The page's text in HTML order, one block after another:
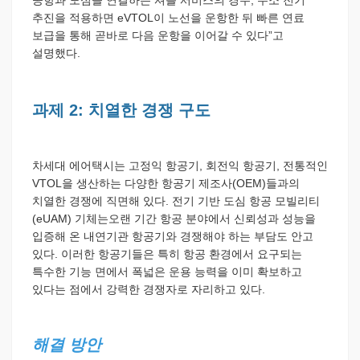
추진을 적용하면 eVTOL이 노선을 운항한 뒤 빠른 연료
보급을 통해 곧바로 다음 운항을 이어갈 수 있다”고
설명했다.
과제 2: 치열한 경쟁 구도
차세대 에어택시는 고정익 항공기, 회전익 항공기, 전통적인
VTOL을 생산하는 다양한 항공기 제조사(OEM)들과의
치열한 경쟁에 직면해 있다. 전기 기반 도심 항공 모빌리티
(eUAM) 기체는오랜 기간 항공 분야에서 신뢰성과 성능을
입증해 온 내연기관 항공기와 경쟁해야 하는 부담도 안고
있다. 이러한 항공기들은 특히 항공 환경에서 요구되는
특수한 기능 면에서 폭넓은 운용 능력을 이미 확보하고
있다는 점에서 강력한 경쟁자로 자리하고 있다.
해결 방안